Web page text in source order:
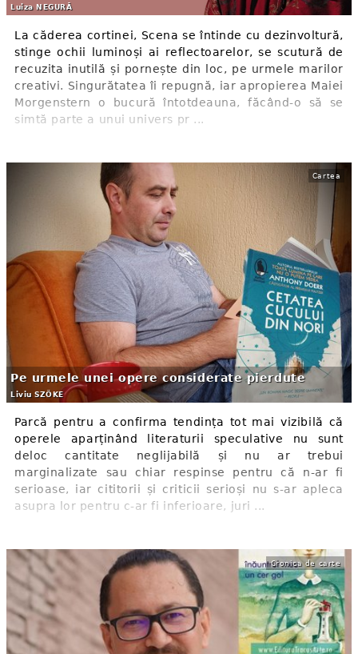
Luiza NEGURĂ
La căderea cortinei, Scena se întinde cu dezinvoltură,
stinge ochii luminoși ai reflectoarelor, se scutură de
recuzita inutilă și pornește din loc, pe urmele marilor
creativi. Singurătatea îi repugnă, iar apropierea Maiei
Morgenstern o bucură întotdeauna, făcând-o să se
simtă parte a unui univers pr ...
Cartea
Pe urmele unei opere considerate pierdute
Liviu SZÖKE
Parcă pentru a confirma tendința tot mai vizibilă că
operele aparținând literaturii speculative nu sunt
deloc cantitate neglijabilă și nu ar trebui
marginalizate sau chiar respinse pentru că n-ar fi
serioase, iar cititorii și criticii serioși nu s-ar apleca
asupra lor pentru c-ar fi inferioare, juri ...
Cronica de carte